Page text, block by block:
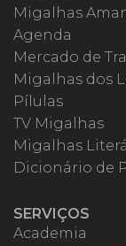
Migalhas
Agenda
Mercado de
Migalhas dos
Pílulas
TV Migalhas
Migalhas
Dicionário de
SERVIÇOS
Academia